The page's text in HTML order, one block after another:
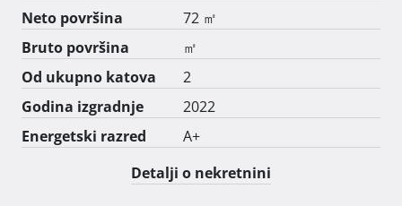
Neto površina
72 ㎡
Bruto površina
㎡
Od ukupno katova
2
Godina izgradnje
2022
Energetski razred
A+
Detalji o nekretnini